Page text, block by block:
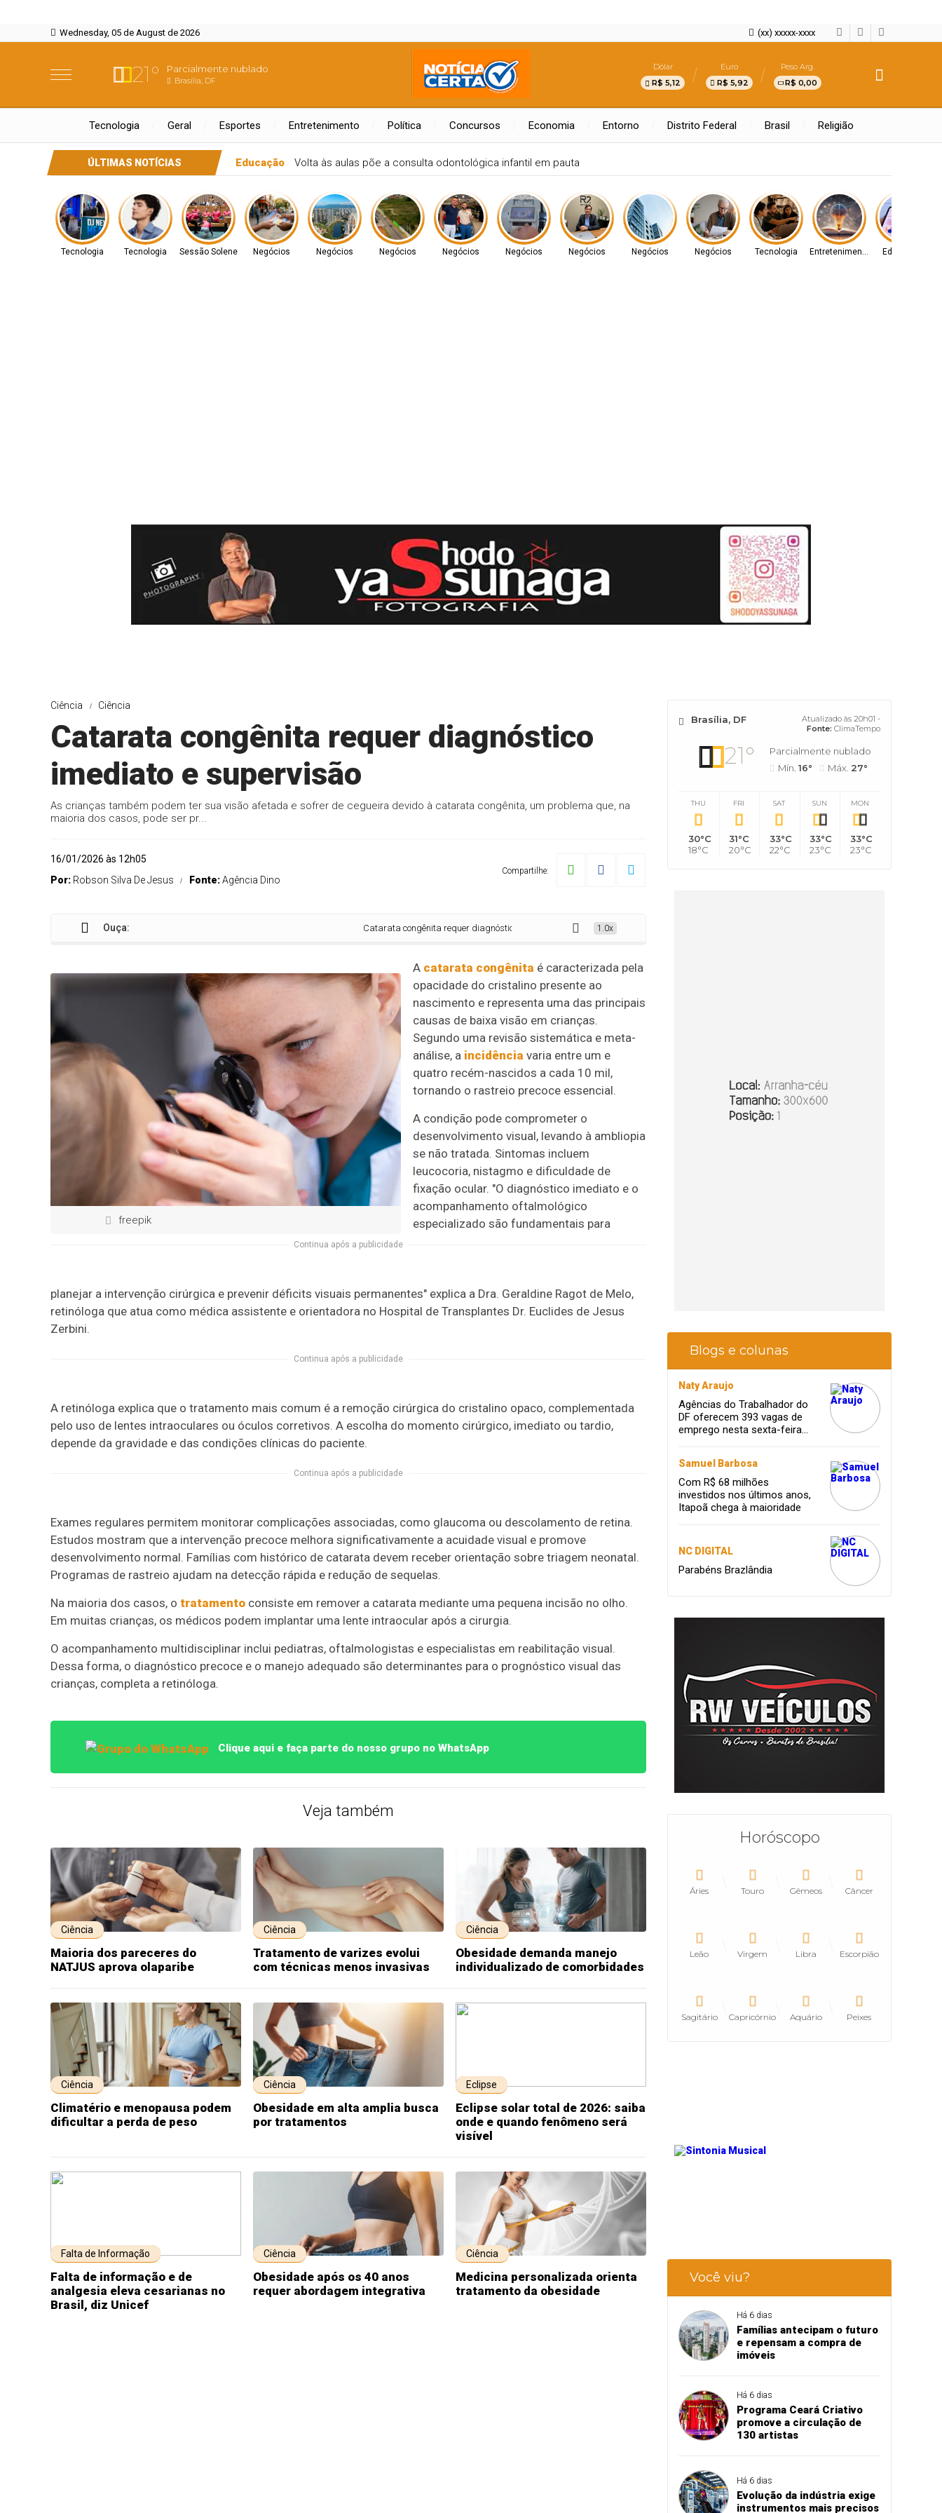
Wednesday, 05 de August de 2026 (xx) xxxxx-xxxx
21° Parcialmente nublado
Brasília, DF
Dólar
R$ 5,12
Euro
R$ 5,92
Peso Arg.
R$ 0,00
Tecnologia Geral Esportes Entretenimento Política Concursos Economia Entorno Distrito Federal Brasil Religião
ÚLTIMAS NOTÍCIAS
Rede Líderes lança editora com 850 líderes empresariais
Tecnologia Tecnologia Sessão Solene Negócios Negócios Negócios Negócios Negócios Negócios Negócios Negócios Tecnologia Entretenimento Educação
Ciência Ciência
Catarata congênita requer diagnóstico
imediato e supervisão
As crianças também podem ter sua visão afetada e sofrer de cegueira devido à catarata congênita, um problema que, na
maioria dos casos, pode ser pr...
16/01/2026 às 12h05
Por: Robson Silva De Jesus Fonte:Agência Dino
Compartilhe:
Ouça: Catarata congênita requer diagnóstico imediato e supervisão 1.0x
freepik
A catarata congênita é caracterizada pela
opacidade do cristalino presente ao
nascimento e representa uma das principais
causas de baixa visão em crianças.
Segundo uma revisão sistemática e meta-
análise, a incidência varia entre um e
quatro recém-nascidos a cada 10 mil,
tornando o rastreio precoce essencial.
Continua após a publicidade
A condição pode comprometer o
desenvolvimento visual, levando à ambliopia
se não tratada. Sintomas incluem
leucocoria, nistagmo e dificuldade de
fixação ocular. "O diagnóstico imediato e o
acompanhamento oftalmológico
especializado são fundamentais para
planejar a intervenção cirúrgica e prevenir déficits visuais permanentes" explica a Dra. Geraldine Ragot de Melo,
retinóloga que atua como médica assistente e orientadora no Hospital de Transplantes Dr. Euclides de Jesus
Zerbini.
Continua após a publicidade
A retinóloga explica que o tratamento mais comum é a remoção cirúrgica do cristalino opaco, complementada
pelo uso de lentes intraoculares ou óculos corretivos. A escolha do momento cirúrgico, imediato ou tardio,
depende da gravidade e das condições clínicas do paciente.
Continua após a publicidade
Exames regulares permitem monitorar complicações associadas, como glaucoma ou descolamento de retina.
Estudos mostram que a intervenção precoce melhora significativamente a acuidade visual e promove
desenvolvimento normal. Famílias com histórico de catarata devem receber orientação sobre triagem neonatal.
Programas de rastreio ajudam na detecção rápida e redução de sequelas.
Na maioria dos casos, o tratamento consiste em remover a catarata mediante uma pequena incisão no olho.
Em muitas crianças, os médicos podem implantar uma lente intraocular após a cirurgia.
O acompanhamento multidisciplinar inclui pediatras, oftalmologistas e especialistas em reabilitação visual.
Dessa forma, o diagnóstico precoce e o manejo adequado são determinantes para o prognóstico visual das
crianças, completa a retinóloga.
Clique aqui e faça parte do nosso grupo no WhatsApp
Veja também
Ciência
Maioria dos pareceres do
NATJUS aprova olaparibe
Ciência
Tratamento de varizes evolui
com técnicas menos invasivas
Ciência
Obesidade demanda manejo
individualizado de comorbidades
Ciência
Climatério e menopausa podem
dificultar a perda de peso
Ciência
Obesidade em alta amplia busca
por tratamentos
Eclipse
Eclipse solar total de 2026: saiba
onde e quando fenômeno será
visível
Falta de Informação
Falta de informação e de
analgesia eleva cesarianas no
Brasil, diz Unicef
Ciência
Obesidade após os 40 anos
requer abordagem integrativa
Ciência
Medicina personalizada orienta
tratamento da obesidade
Brasília, DF
Atualizado às 20h01 -
Fonte: ClimaTempo
21°
Parcialmente nublado
Mín. 16° Máx. 27°
THU
30°C
18°C
FRI
31°C
20°C
SAT
33°C
22°C
SUN
33°C
23°C
MON
33°C
23°C
Blogs e colunas
Naty Araujo
Agências do Trabalhador do
DF oferecem 393 vagas de
emprego nesta sexta-feira
Samuel Barbosa
Com R$ 68 milhões
investidos nos últimos anos,
Itapoã chega à maioridade
NC DIGITAL
Parabéns Brazlândia
Horóscopo
Áries Touro Gêmeos Câncer
Leão Virgem Libra Escorpião
Sagitário Capricórnio Aquário Peixes
Você viu?
Há 6 dias
Famílias antecipam o futuro
e repensam a compra de
imóveis
Há 6 dias
Programa Ceará Criativo
promove a circulação de
130 artistas
Há 6 dias
Evolução da indústria exige
instrumentos mais precisos